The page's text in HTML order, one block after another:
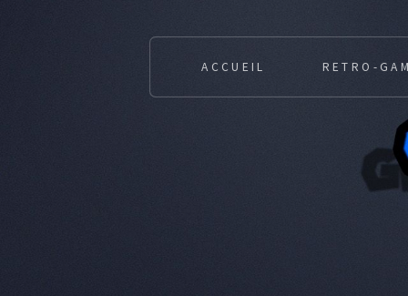
ACCUEIL RETRO-